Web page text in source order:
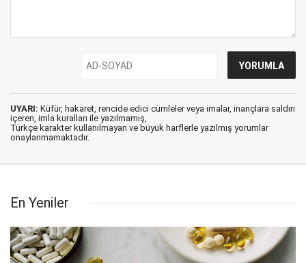
UYARI: Küfür, hakaret, rencide edici cümleler veya imalar, inançlara saldırı
içeren, imla kuralları ile yazılmamış,
Türkçe karakter kullanılmayan ve büyük harflerle yazılmış yorumlar
onaylanmamaktadır.
En Yeniler